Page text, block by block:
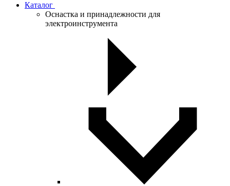
Каталог
Оснастка и принадлежности для
электроинструмента